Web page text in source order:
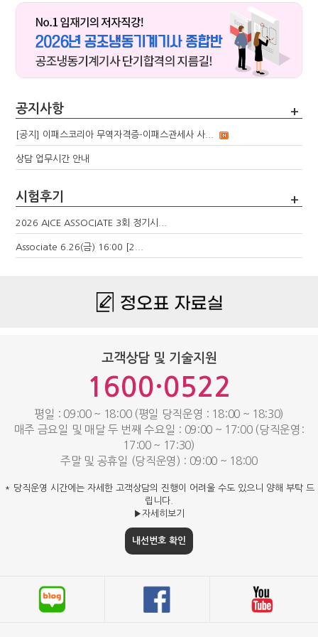
공지사항 +
[공지] 이패스코리아 무역자격증-이패스관세사 사...
상담 업무시간 안내
시험후기 +
2026 AICE ASSOCIATE 3회 정기시...
Associate 6.26(금) 16:00 [2...
고객상담 및 기술지원
1600·0522
평일 : 09:00 ~ 18:00 (평일 당직운영 : 18:00 ~ 18:30)
매주 금요일 및 매달 두 번째 수요일 : 09:00 ~ 17:00 (당직운영:
17:00 ~ 17:30)
주말 및 공휴일 (당직운영) : 09:00 ~ 18:00
* 당직운영 시간에는 자세한 고객상담의 진행이 어려울 수도 있으니 양해 부탁 드
립니다.
▶자세히보기
내선번호 확인